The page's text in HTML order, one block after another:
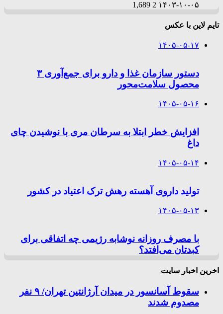
۱۴۰۳-۱۰-۰۵ 2
1,689
تایم لاین با عکس
۱۴۰۵-۰۵-۱۷
دستور سازمان غذا و دارو برای جمع‌آوری ۳
محصول سلامت‌محور
۱۴۰۵-۰۵-۱۶
افزایش خطر ابتلا به سرطان مری با نوشیدن چای
داغ
۱۴۰۵-۰۵-۱۴
تولید داروی آهسته رهش ترک اعتیاد در کشور
۱۴۰۵-۰۵-۱۳
با مصرف روزانه نوشابه رژیمی چه اتفاقی برای
کبدتان می‌افتد؟
اخرین اخبار سایت
سقوط آسانسور در میدان آرژانتین تهران/ ۹ نفر
مصدوم شدند